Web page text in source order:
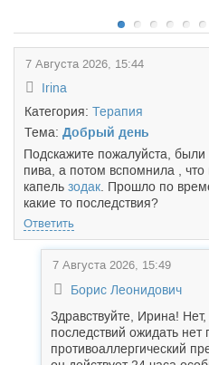
7 Августа 2026, 15:44
Irina
Категория: Терапия
Тема: Добрый день
Подскажите пожалуйста,
пива, а потом вспомнила ,
капель зодак . Прошло по
какие то последствия?
Ответить
7 Августа 2026, 15:49
Борис Леонидович
Здравствуйте, Ирина!
последствий ожидать нет
противоаллергический